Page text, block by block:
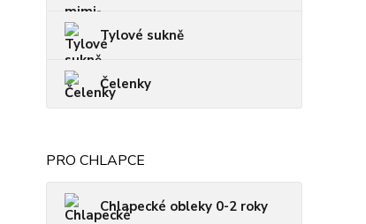
Tylové sukně
Čelenky
PRO CHLAPCE
Chlapecké obleky 0-2 roky